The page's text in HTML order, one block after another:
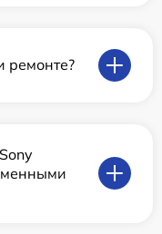
ремонте?